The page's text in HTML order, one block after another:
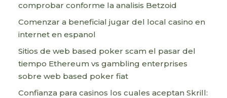
comprobar conforme la analisis Betzoid
Comenzar a beneficial jugar del local casino en
internet en espanol
Sitios de web based poker scam el pasar del
tiempo Ethereum vs gambling enterprises
sobre web based poker fiat
Confianza para casinos los cuales aceptan Skrill: